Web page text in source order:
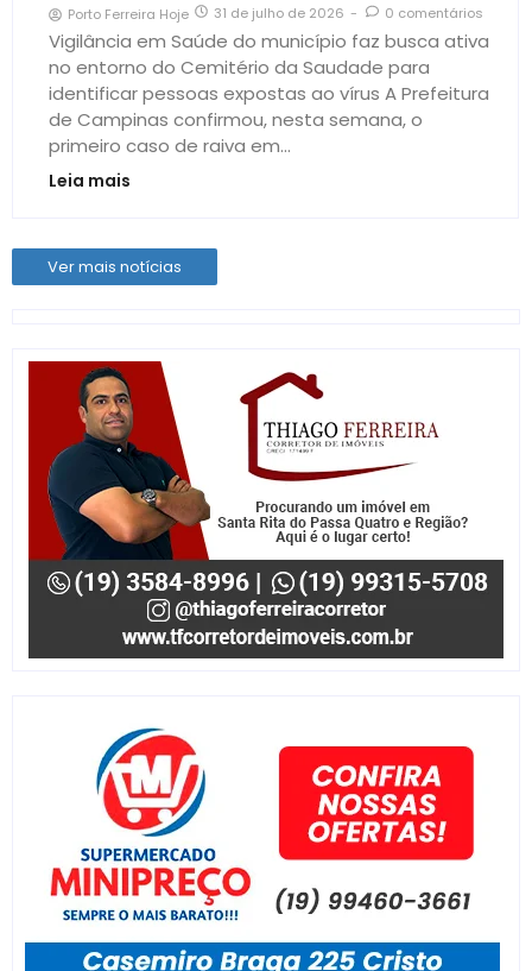
Porto Ferreira Hoje 31 de julho de 2026 - 0 comentários
Vigilância em Saúde do município faz busca ativa
no entorno do Cemitério da Saudade para
identificar pessoas expostas ao vírus A Prefeitura
de Campinas confirmou, nesta semana, o
primeiro caso de raiva em...
Leia mais
Ver mais notícias